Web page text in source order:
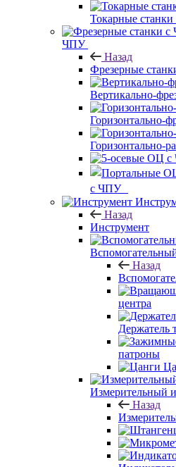
Токарные
ЧПУ
Назад
Фрезерные
Вертикально-
Горизонтально-
Горизонтально-
с ЧПУ
Назад
Инструмент
Назад
центра
Держатель
патроны
Измерительный
Назад